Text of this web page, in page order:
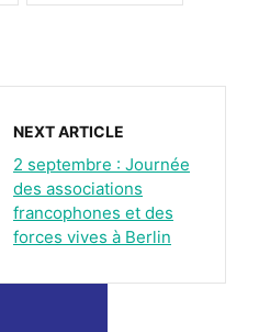
NEXT ARTICLE
2 septembre : Journée
des associations
francophones et des
forces vives à Berlin